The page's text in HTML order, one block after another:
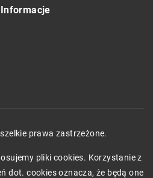
prawa zastrzeżone.
pliki cookies. Korzystanie z
dot. cookies oznacza, że będą one